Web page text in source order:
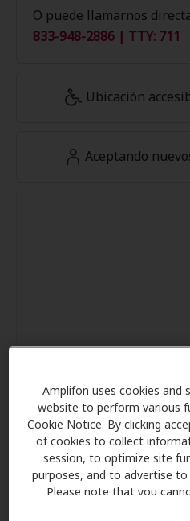
Amplifon uses cookies and
website to perform various
Cookie Notice. By clicking
of cookies to collect
session, to optimize site
purposes, and to advertise
Please note that you
O puede llamarnos
833-948-2886 | TTY: 711
Ubicación
Aceptando